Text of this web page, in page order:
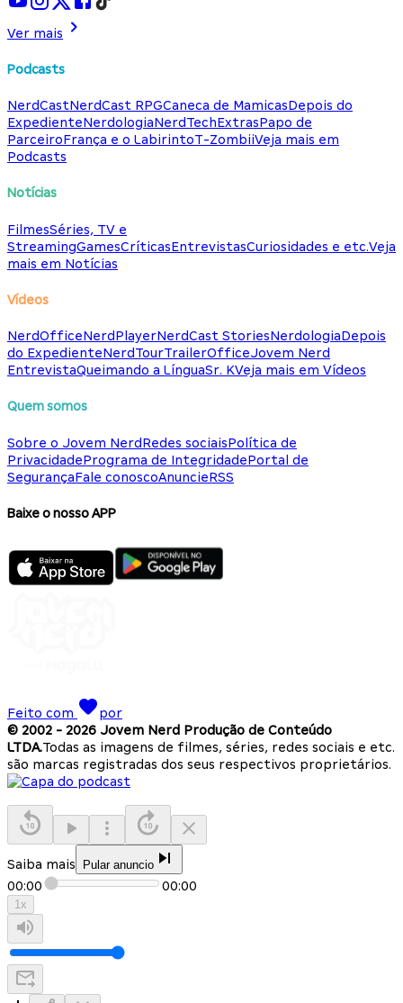
Ver mais
Podcasts
NerdCastNerdCast RPGCaneca de MamicasDepois do
ExpedienteNerdologiaNerdTechExtrasPapo de
ParceiroFrança e o LabirintoT-ZombiiVeja mais em
Podcasts
Notícias
FilmesSéries, TV e
StreamingGamesCríticasEntrevistasCuriosidades e etc.Veja
mais em Notícias
Vídeos
NerdOfficeNerdPlayerNerdCast StoriesNerdologiaDepois
do ExpedienteNerdTourTrailerOfficeJovem Nerd
EntrevistaQueimando a LínguaSr. KVeja mais em Vídeos
Quem somos
Sobre o Jovem NerdRedes sociaisPolítica de
PrivacidadePrograma de IntegridadePortal de
SegurançaFale conoscoAnuncieRSS
Baixe o nosso APP
Feito com
por
© 2002 - 2026 Jovem Nerd Produção de Conteúdo
LTDA.Todas as imagens de filmes, séries, redes sociais e etc.
são marcas registradas dos seus respectivos proprietários.
Saiba mais Pular anuncio
00:00 00:00
1x